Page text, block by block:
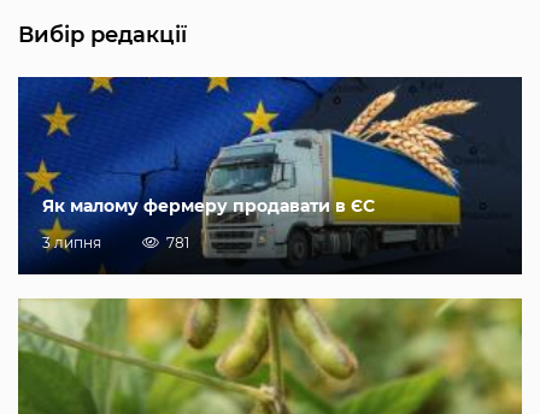
Вибір редакції
Як малому фермеру продавати в ЄС
3 липня 781